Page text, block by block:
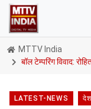
MTTV India
बॉल टेम्परिंग विवाद:
LATEST-NEWS देश